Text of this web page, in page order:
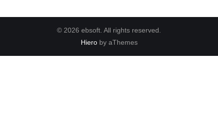
© 2026 ebsoft. All rights reserved.
Hieroby aThemes